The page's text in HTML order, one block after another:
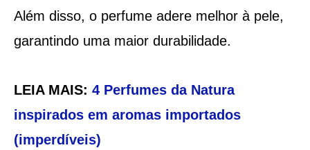
Além disso, o perfume adere melhor à pele,
garantindo uma maior durabilidade.
LEIA MAIS: 4 Perfumes da Natura
inspirados em aromas importados
(imperdíveis)